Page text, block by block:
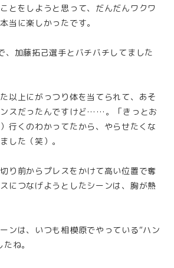
とをしようと思って、だんだんワクワ
当に楽しかったです。
、加藤拓己選手とバチバチしてました
以上にがっつり体を当てられて、あそ
スだったんですけど……。「きっとお
行くのわかってたから、やらせたくな
した（笑）。
り前からプレスをかけて高い位置で奪
につなげようとしたシーンは、胸が熱
ンは、いつも相模原でやっている“ハン
ね。